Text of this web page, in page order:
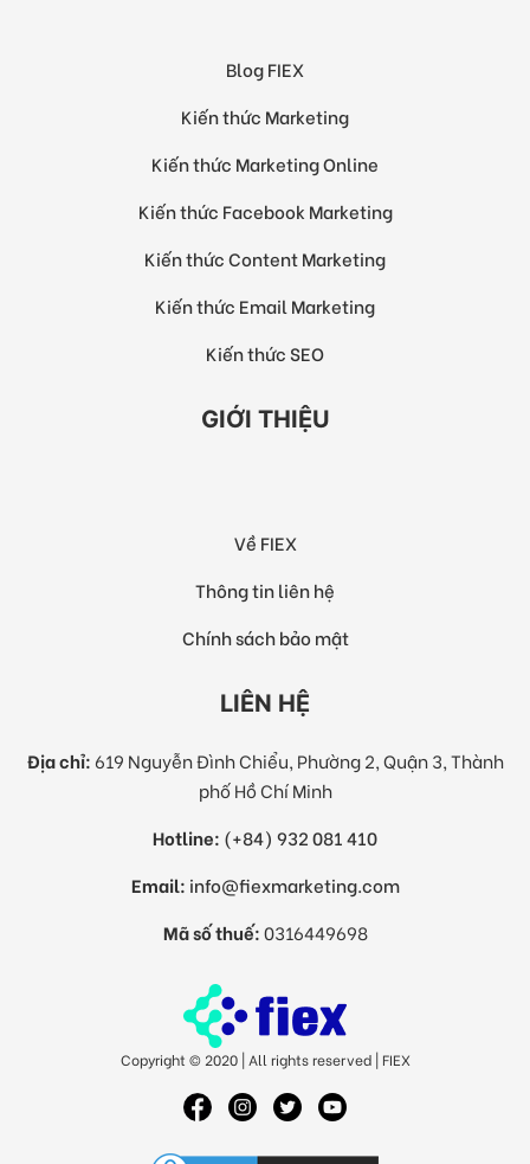
Blog FIEX
Kiến thức Marketing
Kiến thức Marketing Online
Kiến thức Facebook Marketing
Kiến thức Content Marketing
Kiến thức Email Marketing
Kiến thức SEO
GIỚI THIỆU
Về FIEX
Thông tin liên hệ
Chính sách bảo mật
LIÊN HỆ
Địa chỉ: 619 Nguyễn Đình Chiểu, Phường 2, Quận 3, Thành
phố Hồ Chí Minh
Hotline: (+84) 932 081 410
Email: info@fiexmarketing.com
Mã số thuế:0316449698
Copyright © 2020 | All rights reserved | FIEX